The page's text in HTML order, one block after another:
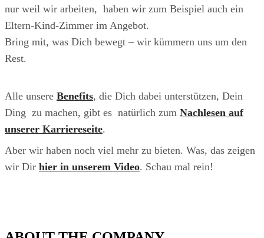
nur weil wir arbeiten, haben wir zum Beispiel auch ein
Eltern-Kind-Zimmer im Angebot.
Bring mit, was Dich bewegt – wir kümmern uns um den
Rest.
Alle unsere Benefits, die Dich dabei unterstützen, Dein
Ding zu machen, gibt es natürlich zum Nachlesen auf
unserer Karriereseite.
Aber wir haben noch viel mehr zu bieten. Was, das zeigen
wir Dir hier in unserem Video. Schau mal rein!